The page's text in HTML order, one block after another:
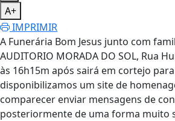
A+
IMPRIMIR
A Funerária Bom Jesus junto com
AUDITORIO MORADA DO SOL, Rua
às 16h15m após sairá em cortejo
disponibilizamos um site de
comparecer enviar mensagens de
posteriormente de uma forma muito